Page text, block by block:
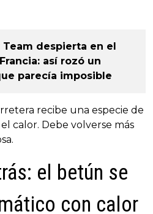
Team despierta en el
así rozó un
parecía imposible
recibe una especie de
calor. Debe volverse más
el betún se
con calor